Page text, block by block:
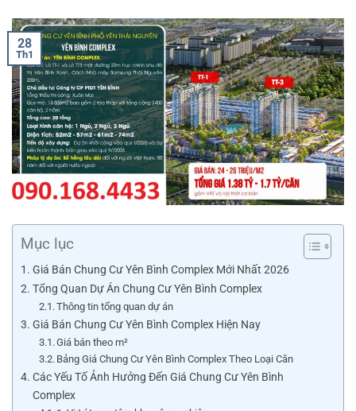
28
Th1
Mục lục
Giá Bán Chung Cư Yên Bình Complex Mới Nhất 2026
Tổng Quan Dự Án Chung Cư Yên Bình Complex
Thông tin tổng quan dự án
Giá Bán Chung Cư Yên Bình Complex Hiện Nay
Giá bán theo m²
Bảng Giá Chung Cư Yên Bình Complex Theo Loại Căn
Các Yếu Tố Ảnh Hưởng Đến Giá Chung Cư Yên Bình
Complex